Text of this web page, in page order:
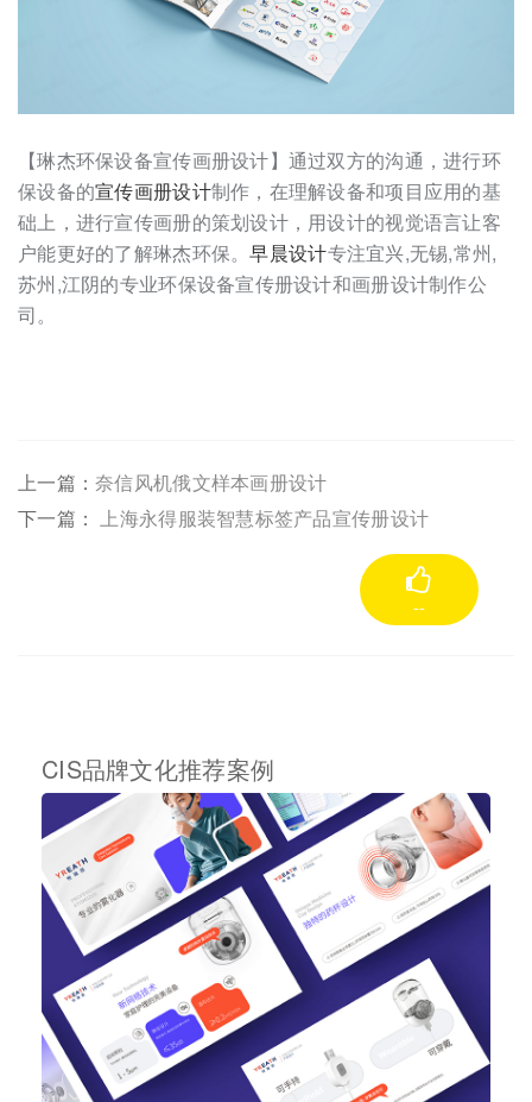
【琳杰环保设备宣传画册设计】通过双方的沟通，进行环
保设备的宣传画册设计制作，在理解设备和项目应用的基
础上，进行宣传画册的策划设计，用设计的视觉语言让客
户能更好的了解琳杰环保。早晨设计专注宜兴,无锡,常州,
苏州,江阴的专业环保设备宣传册设计和画册设计制作公
司。
上一篇：奈信风机俄文样本画册设计
下一篇：上海永得服装智慧标签产品宣传册设计
--
CIS品牌文化推荐案例